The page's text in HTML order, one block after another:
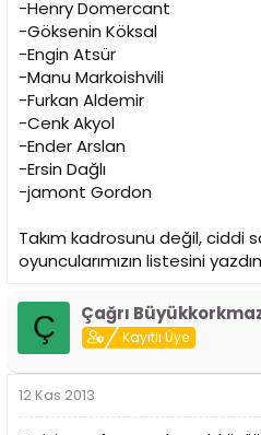
-Henry Domercant
-Göksenin Köksal
-Engin Atsür
-Manu Markoishvili
-Furkan Aldemir
-Cenk Akyol
-Ender Arslan
-Ersin Dağlı
-jamont Gordon
Takım kadrosunu değil, ciddi
oyuncularımızın listesini
Ç Çağrı
Kayıtlı Üye
12 Kas 2013